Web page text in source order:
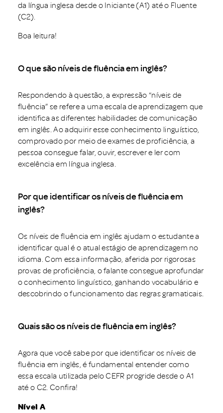
da língua inglesa desde o Iniciante (A1) até o Fluente
(C2).
Boa leitura!
O que são níveis de fluência em inglês?
Respondendo à questão, a expressão “níveis de
fluência” se refere a uma escala de aprendizagem que
identifica as diferentes habilidades de comunicação
em inglês. Ao adquirir esse conhecimento linguístico,
comprovado por meio de exames de proficiência, a
pessoa consegue falar, ouvir, escrever e ler com
excelência em língua inglesa.
Por que identificar os níveis de fluência em
inglês?
Os níveis de fluência em inglês ajudam o estudante a
identificar qual é o atual estágio de aprendizagem no
idioma. Com essa informação, aferida por rigorosas
provas de proficiência, o falante consegue aprofundar
o conhecimento linguístico, ganhando vocabulário e
descobrindo o funcionamento das regras gramaticais.
Quais são os níveis de fluência em inglês?
Agora que você sabe por que identificar os níveis de
fluência em inglês, é fundamental entender como
essa escala utilizada pelo CEFR progride desde o A1
até o C2. Confira!
Nível A